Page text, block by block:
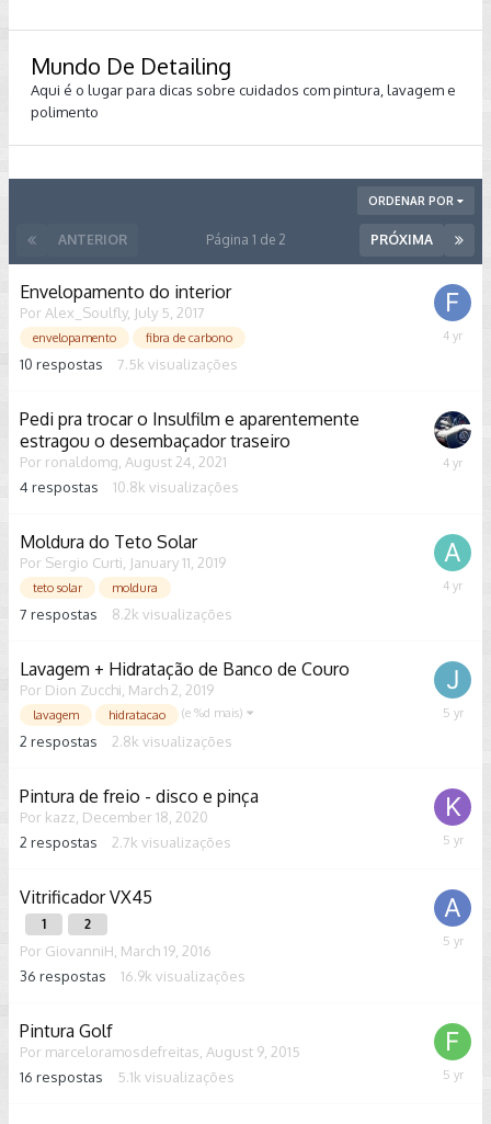
Mundo De Detailing
Aqui é o lugar para dicas sobre cuidados com pintura, lavagem e
polimento
ORDENAR POR
ANTERIOR PRÓXIMA
Página 1 de 2
Envelopamento do interior
Por Alex_Soulfly, July 5, 2017
envelopamento fibra de carbono
10 respostas 7.5k visualizações
June
Pedi pra trocar o Insulfilm e aparentemente
estragou o desembaçador traseiro
Por ronaldomg August 24, 2021
4 respostas 10.8k visualizações
August
Moldura do Teto Solar
Por Sergio Curti January 11, 2019
teto solar moldura
7 respostas 8.2k visualizações
August
Lavagem + Hidratação de Banco de Couro
Por Dion Zucchi March 2, 2019
lavagem hidratacao (e %d mais)
2 respostas 2.8k visualizações
June
Pintura de freio - disco e pinça
Por kazz December 18, 2020
2 respostas 2.7k visualizações
January
Vitrificador VX45
1 2
Por GiovanniH March 19, 2016
36 respostas 16.9k visualizações
Pintura Golf
Por marceloramosdefreitas August 9, 2015
16 respostas 5.1k visualizações